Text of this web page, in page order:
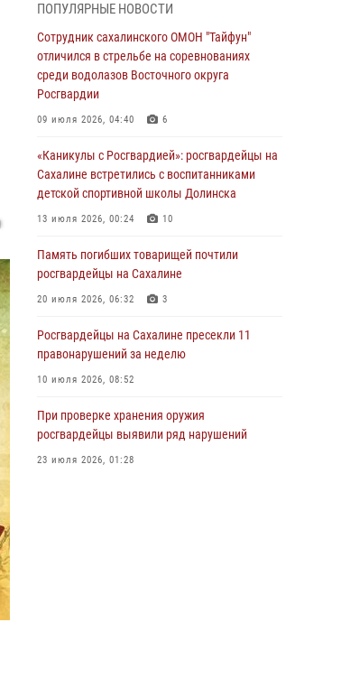
День образования тыловых подразделений
Росгвардии
31 июля 2026, 23:24
неделю
31 июля 2026, 06:56
Сахалинские росгвардейцы стали лучшими
комплексному единоборству
31 июля 2026, 03:59
области прошли учебно-методические сборы
с сотрудниками контрольно-технических
пунктов
ПОПУЛЯРНЫЕ НОВОСТИ
Сотрудник сахалинского ОМОН "Тайфун"
отличился в стрельбе на соревнованиях
среди водолазов Восточного округа
Росгвардии
09 июля 2026, 04:40 6
«Каникулы с Росгвардией»: росгвардейцы на
Сахалине встретились с воспитанниками
детской спортивной школы Долинска
13 июля 2026, 00:24 10
Память погибших товарищей почтили
росгвардейцы на Сахалине
20 июля 2026, 06:32 3
Росгвардейцы на Сахалине пресекли 11
правонарушений за неделю
10 июля 2026, 08:52
При проверке хранения оружия
росгвардейцы выявили ряд нарушений
23 июля 2026, 01:28